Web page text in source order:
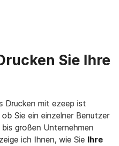
Sie Ihre
Drucken mit ezeep ist
Sie ein einzelner Benutzer
großen Unternehmen
ich Ihnen, wie Sie Ihre